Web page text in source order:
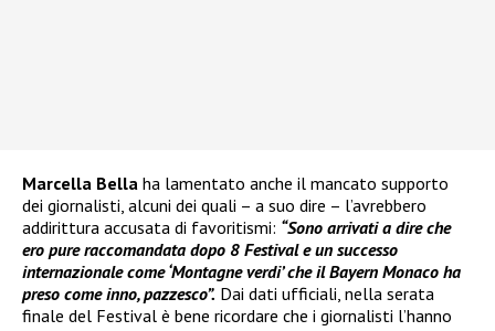
Marcella Bella ha lamentato anche il mancato supporto
dei giornalisti, alcuni dei quali – a suo dire – l’avrebbero
addirittura accusata di favoritismi: “Sono arrivati a dire che
ero pure raccomandata dopo 8 Festival e un successo
internazionale come ‘Montagne verdi’ che il Bayern Monaco ha
preso come inno, pazzesco”. Dai dati ufficiali, nella serata
finale del Festival è bene ricordare che i giornalisti l’hanno